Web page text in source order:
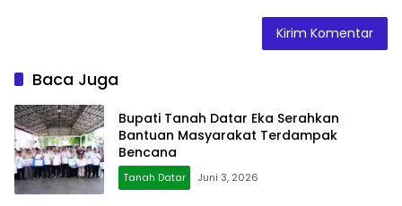
Baca Juga
Bupati Tanah Datar Eka Serahkan
Bantuan Masyarakat Terdampak
Bencana
Tanah Datar Juni 3, 2026